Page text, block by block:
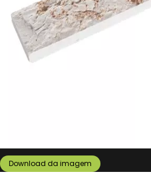
Download da imagem